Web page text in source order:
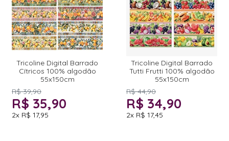
Tricoline Digital Barrado
Cítricos 100% algodão
55x150cm
R$ 39,90
R$ 35,90
2x R$ 17,95
Tricoline Digital Barrado
Tutti Frutti 100% algodão
55x150cm
R$ 44,90
R$ 34,90
2x R$ 17,45